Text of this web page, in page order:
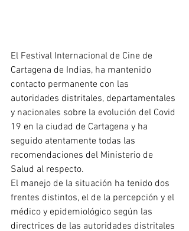
El Festival Internacional de Cine de
Cartagena de Indias, ha mantenido
contacto permanente con las
autoridades distritales, departamentales
y nacionales sobre la evolución del Covid
19 en la ciudad de Cartagena y ha
seguido atentamente todas las
recomendaciones del Ministerio de
Salud al respecto.
El manejo de la situación ha tenido dos
frentes distintos, el de la percepción y el
médico y epidemiológico según las
directrices de las autoridades distritales